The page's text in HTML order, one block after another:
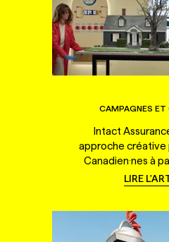
CAMPAGNES ET
Intact
approche créative
Canadien·nes à
LIRE